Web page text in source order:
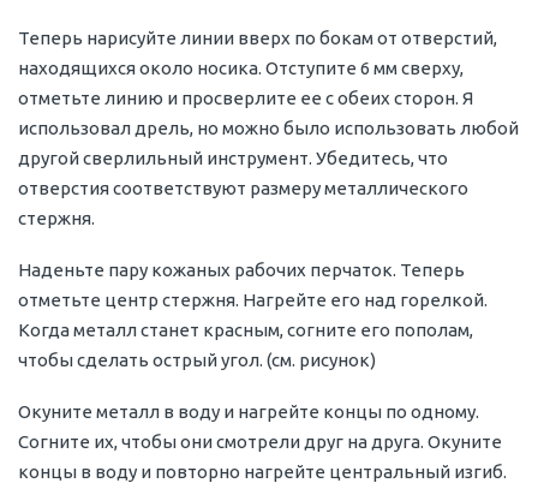
Теперь нарисуйте линии вверх по бокам от отверстий,
находящихся около носика. Отступите 6 мм сверху,
отметьте линию и просверлите ее с обеих сторон. Я
использовал дрель, но можно было использовать любой
другой сверлильный инструмент. Убедитесь, что
отверстия соответствуют размеру металлического
стержня.
Наденьте пару кожаных рабочих перчаток. Теперь
отметьте центр стержня. Нагрейте его над горелкой.
Когда металл станет красным, согните его пополам,
чтобы сделать острый угол. (см. рисунок)
Окуните металл в воду и нагрейте концы по одному.
Согните их, чтобы они смотрели друг на друга. Окуните
концы в воду и повторно нагрейте центральный изгиб.